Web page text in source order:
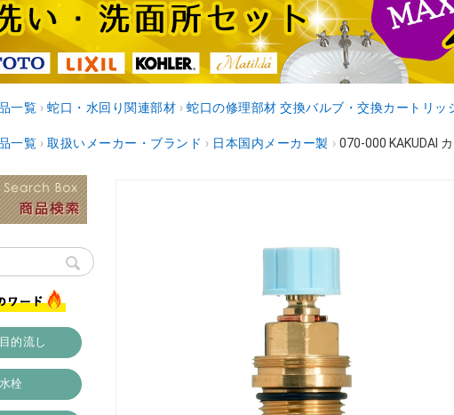
一覧 › 蛇口・水回り関連部材 › 蛇口の修理部材 交換バルブ・交換カートリッ
一覧 › 取扱いメーカー・ブランド › 日本国内メーカー製 › 070-000 KAKUDAI
的流し
栓